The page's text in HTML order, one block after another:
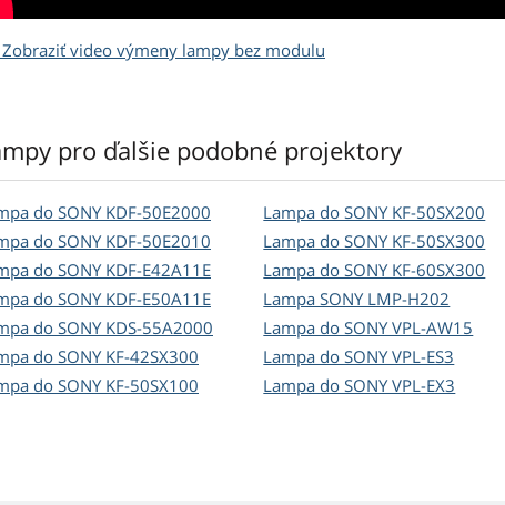
video výmeny lampy bez modulu
pro ďalšie podobné projektory
do SONY KDF-50E2000
do SONY KDF-50E2010
do SONY KDF-E42A11E
do SONY KDF-E50A11E
do SONY KDS-55A2000
do SONY KF-42SX300
do SONY KF-50SX100
Lampa do SONY KF-50SX200
Lampa do SONY KF-50SX300
Lampa do SONY KF-60SX300
Lampa SONY LMP-H202
Lampa do SONY VPL-AW15
Lampa do SONY VPL-ES3
Lampa do SONY VPL-EX3